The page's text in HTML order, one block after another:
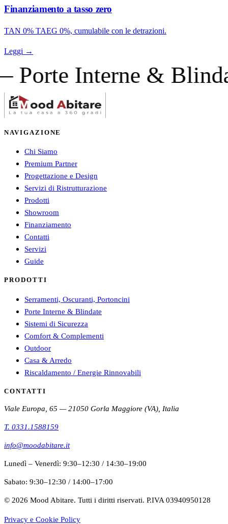
Finanziamento a tasso zero
TAN 0% TAEG 0%, cumulabile con le detrazioni.
Leggi →
& Blindate —
NAVIGAZIONE
Chi Siamo
Premium Partner
Progettazione e Design
Servizi di Ristrutturazione
Prodotti
Showroom
Finanziamento
Contatti
Servizi
Guide
PRODOTTI
Serramenti, Oscuranti, Portoncini
Porte Interne & Blindate
Sistemi di Sicurezza
Comfort & Complementi
Outdoor
Casa & Arredo
Riscaldamento / Energie Rinnovabili
CONTATTI
Viale Europa, 65 — 21050 Gorla Maggiore (VA), Italia
T. 0331.1588159
info@moodabitare.it
Lunedì – Venerdì: 9:30–12:30 / 14:30–19:00
Sabato: 9:30–12:30 / 14:00–17:00
© 2026 Mood Abitare. Tutti i diritti riservati. P.IVA 03940950128
Privacy e Cookie Policy